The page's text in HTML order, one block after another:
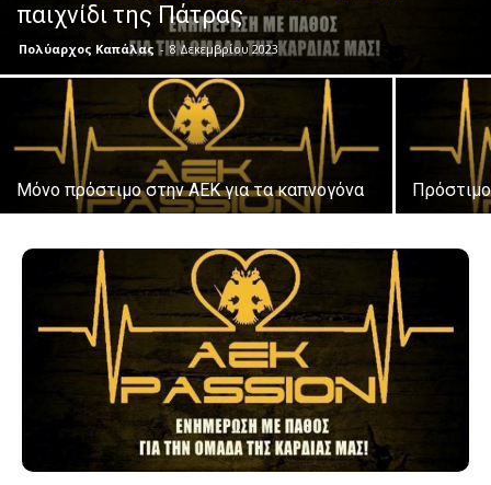
παιχνίδι της Πάτρας
Πολύαρχος Καπάλας - 8 Δεκεμβρίου 2023
Μόνο πρόστιμο στην ΑΕΚ για τα καπνογόνα